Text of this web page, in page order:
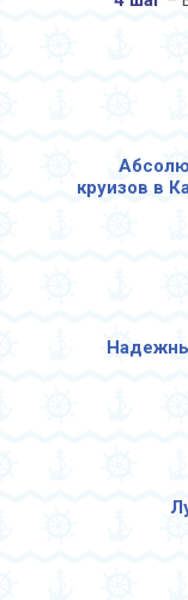
круизов в